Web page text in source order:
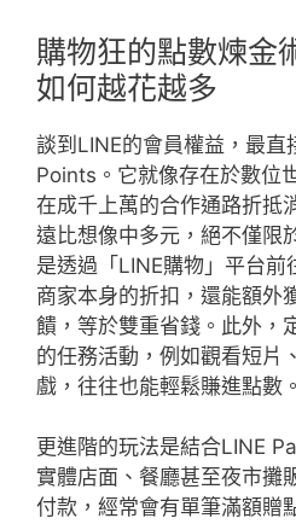
購物狂的點數煉金
如何越花越多
談到LINE的會員權益，最直
Points。它就像存在於數位
在成千上萬的合作通路折抵
遠比想像中多元，絕不僅限
是透過「LINE購物」平台前
商家本身的折扣，還能額外
饋，等於雙重省錢。此外，
的任務活動，例如觀看短片
戲，往往也能輕鬆賺進點數。
更進階的玩法是結合LINE
實體店面、餐廳甚至夜市攤
付款，經常會有單筆滿額贈